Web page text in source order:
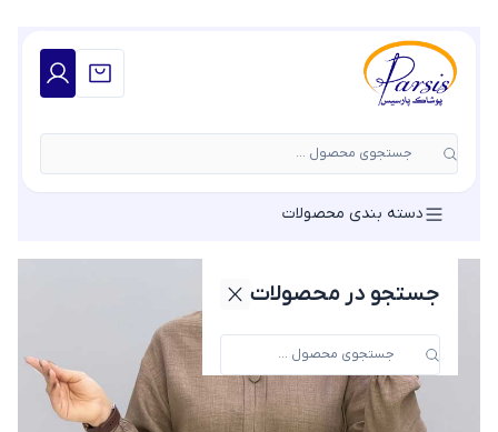
جستجوی محصول ...
جستجو در محصولات
دسته بندی محصولات